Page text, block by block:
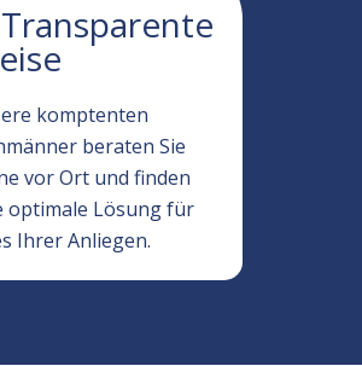
komptenten
beraten Sie
vor Ort und finden
optimale Lösung für
Ihrer Anliegen.